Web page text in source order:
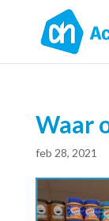
Waar
feb 28, 2021